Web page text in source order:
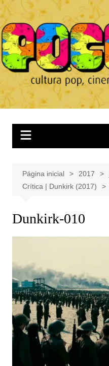
Ir
para
o
conteúdo
Página inicial 2017
Crítica | Dunkirk (2017)
Dunkirk-010